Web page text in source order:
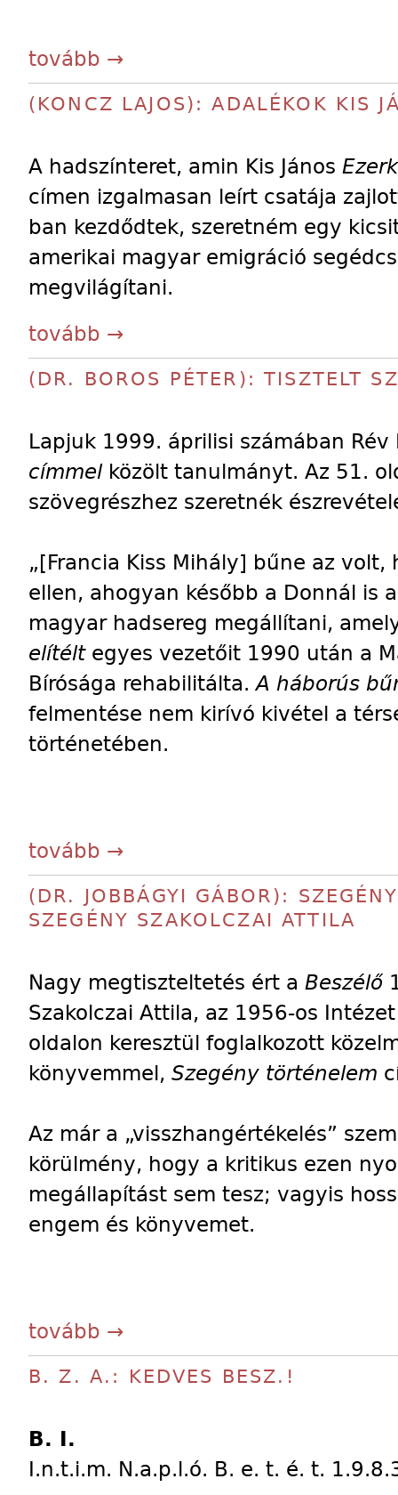
tovább →
(KONCZ LAJOS): ADALÉKOK KIS
A hadszínteret, amin Kis János
címen izgalmasan leírt csatája
ban kezdődtek, szeretném egy
amerikai magyar emigráció
megvilágítani.
tovább →
(DR. BOROS PÉTER): TISZTELT
Lapjuk 1999. áprilisi számában
címmelközölt tanulmányt. Az 51.
szövegrészhez szeretnék
„[Francia Kiss Mihály] bűne az
ellen, ahogyan később a Donnál is
magyar hadsereg megállítani,
elítéltegyes vezetőit 1990 után a
Bírósága rehabilitálta. A háborús
felmentése nem kirívó kivétel a
történetében.
tovább →
(DR. JOBBÁGYI GÁBOR):
SZEGÉNY SZAKOLCZAI ATTILA
Nagy megtiszteltetés ért a Beszélő
Szakolczai Attila, az 1956-os
oldalon keresztül foglalkozott
könyvemmel, Szegény történelem
Az már a „visszhangértékelés”
körülmény, hogy a kritikus ezen
megállapítást sem tesz; vagyis
engem és könyvemet.
tovább →
B. Z. A.: KEDVES BESZ.!
B. I.
I.n.t.i.m. N.a.p.l.ó. B. e. t. é. t.